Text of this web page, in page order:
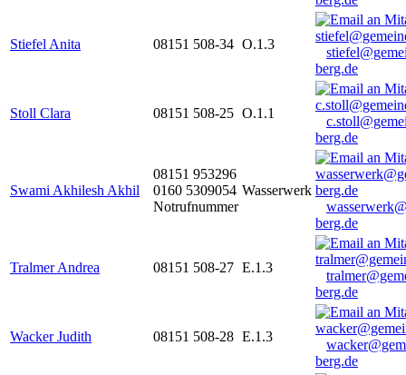
Stiefel Anita 08151 508-34 O.1.3
berg.de
Stoll Clara 08151 508-25 O.1.1
berg.de
Swami Akhilesh Akhil
08151 953296
0160 5309054
Notrufnummer
Wasserwerk
berg.de
Tralmer Andrea 08151 508-27 E.1.3
berg.de
Wacker Judith 08151 508-28 E.1.3
berg.de